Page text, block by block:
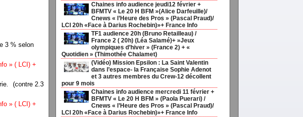
3 % selon
» ( LCI) +
(contre 2.3
» ( LCI) +
Chaines info audience jeudi12 février +
BFMTV « Le 20 H BFM »(Alice Darfeuille)/
Cnews « l’Heure des Pros » (Pascal Praud)/
LCI 20h «Face à Darius Rochebin)»+ France Info
TF1 audience 20h (Bruno Retailleau) /
France 2 ( 20h) (Léa Salamé)+ »Jeux
olympiques d’hiver » (France 2) + «
Quotidien » (Thimothée Chalamet)
(Vidéo) Mission Epsilon : La Saint Valentin
dans l’espace- la Française Sophie Adenot
et 3 autres membres du Crew-12 décollent
pour 9 mois
Chaines info audience mercredi 11 février +
BFMTV « Le 20 H BFM » (Paola Puerari) /
Cnews « l’Heure des Pros » (Pascal Praud)/
LCI 20h «Face à Darius Rochebin)»+ France Info